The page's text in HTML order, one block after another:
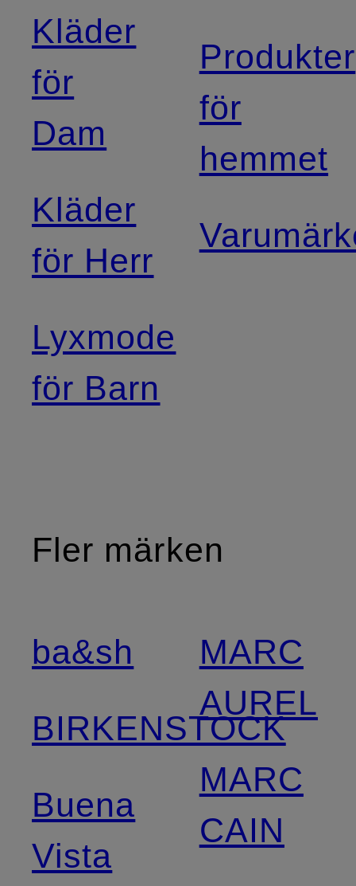
Kläder
för
Dam
Kläder
för Herr
Lyxmode
för Barn
Produkter
för
hemmet
Fler märken
ba&sh
BIRKENSTOCK
Buena
Vista
MARC
AUREL
MARC
CAIN